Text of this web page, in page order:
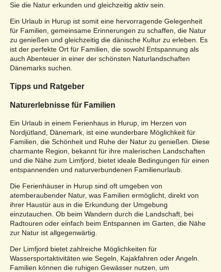
Sie die Natur erkunden und gleichzeitig aktiv sein.
Ein Urlaub in Hurup ist somit eine hervorragende Gelegenheit
für Familien, gemeinsame Erinnerungen zu schaffen, die Natur
zu genießen und gleichzeitig die dänische Kultur zu erleben. Es
ist der perfekte Ort für Familien, die sowohl Entspannung als
auch Abenteuer in einer der schönsten Naturlandschaften
Dänemarks suchen.
Tipps und Ratgeber
Naturerlebnisse für Familien
Ein Urlaub in einem Ferienhaus in Hurup, im Herzen von
Nordjütland, Dänemark, ist eine wunderbare Möglichkeit für
Familien, die Schönheit und Ruhe der Natur zu genießen. Diese
charmante Region, bekannt für ihre malerischen Landschaften
und die Nähe zum Limfjord, bietet ideale Bedingungen für einen
entspannenden und naturverbundenen Familienurlaub.
Die Ferienhäuser in Hurup sind oft umgeben von
atemberaubender Natur, was Familien ermöglicht, direkt von
ihrer Haustür aus in die Erkundung der Umgebung
einzutauchen. Ob beim Wandern durch die Landschaft, bei
Radtouren oder einfach beim Entspannen im Garten, die Nähe
zur Natur ist allgegenwärtig.
Der Limfjord bietet zahlreiche Möglichkeiten für
Wassersportaktivitäten wie Segeln, Kajakfahren oder Angeln.
Familien können die ruhigen Gewässer nutzen, um